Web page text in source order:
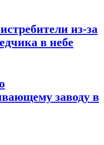
из-за
в небе
заводу в